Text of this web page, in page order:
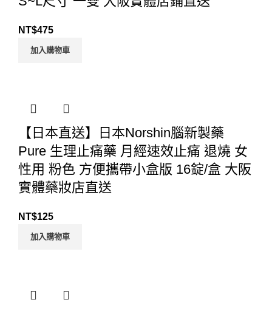
NT$475
加入購物車
【日本直送】日本Norshin腦新製藥
Pure 生理止痛藥 月經速效止痛 退燒 女
性用 粉色 方便攜帶小盒版 16錠/盒 大阪
實體藥妝店直送
NT$125
加入購物車